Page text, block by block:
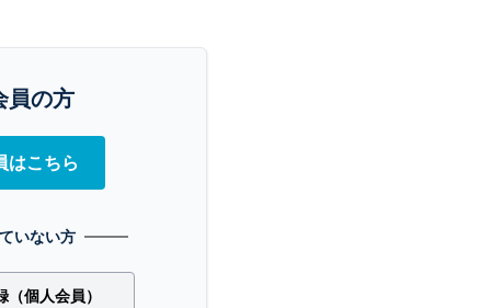
員の方
はこちら
いない方
個人会員）